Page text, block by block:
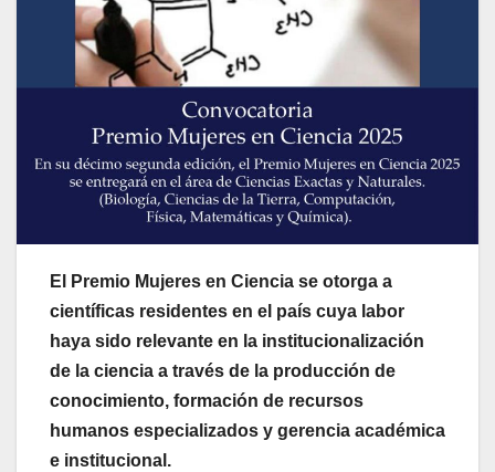
El Premio Mujeres en Ciencia se otorga a
científicas residentes en el país cuya labor
haya sido relevante en la institucionalización
de la ciencia a través de la producción de
conocimiento, formación de recursos
humanos especializados y gerencia académica
e institucional.